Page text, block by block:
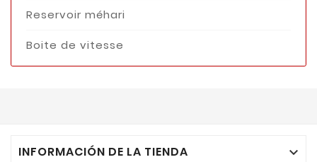
Reservoir méhari
Boite de vitesse
INFORMACIÓN DE LA TIENDA 